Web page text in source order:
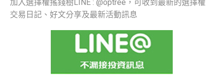
加入選擇權搖錢樹LINE : @optree，可收到最新的選擇權
交易日記、好文分享及最新活動訊息